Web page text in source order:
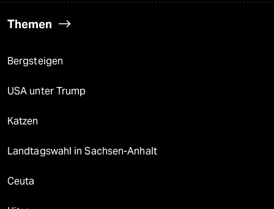
Themen
Bergsteigen
USA unter Trump
Katzen
Landtagswahl in Sachsen-Anhalt
Ceuta